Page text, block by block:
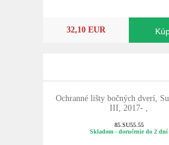
32,10 EUR
Ochranné lišty bočných dverí,
III, 2017- ,
85.SU55.55
Skladom - doručenie do 2 dní